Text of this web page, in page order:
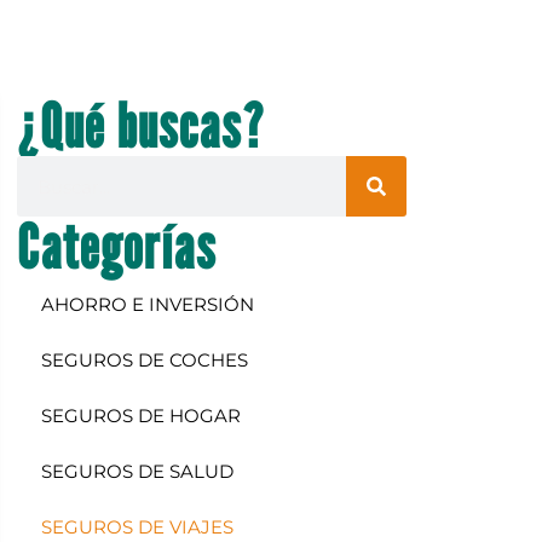
¿Qué buscas?
Categorías
AHORRO E INVERSIÓN
SEGUROS DE COCHES
SEGUROS DE HOGAR
SEGUROS DE SALUD
SEGUROS DE VIAJES